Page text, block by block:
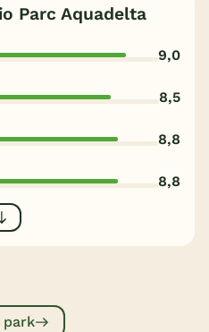
Parc Aquadelta
9,0
8,5
8,8
8,8
park